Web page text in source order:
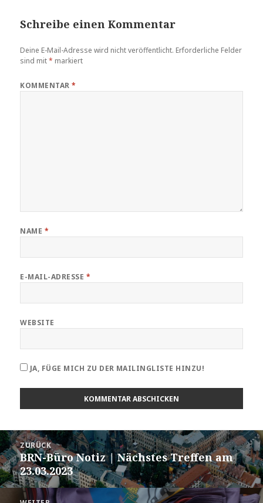
Schreibe einen Kommentar
Deine E-Mail-Adresse wird nicht veröffentlicht. Erforderliche Felder
sind mit* markiert
KOMMENTAR*
NAME *
E-MAIL-ADRESSE *
WEBSITE
JA, FÜGE MICH ZU DER MAILINGLISTE HINZU!
Beitragsnavigation
ZURÜCK
Vorheriger
Beitrag:
BRN-Büro Notiz | Nächstes Treffen am
23.03.2023